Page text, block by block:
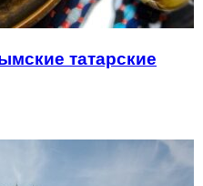
татарские